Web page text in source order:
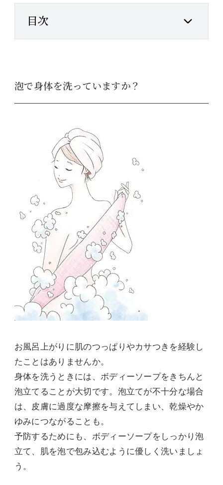
目次
泡で身体を洗っていますか？
お風呂上がりに肌のつっぱりやカサつきを経験し
たことはありませんか。
身体を洗うときには、ボディーソープをきちんと
泡立てることが大切です。泡立てが不十分な場合
は、皮膚に過度な摩擦を与えてしまい、乾燥やか
ゆみにつながることも。
予防するためにも、ボディーソープをしっかり泡
立て、肌を泡で包み込むように優しく洗いましょ
う。